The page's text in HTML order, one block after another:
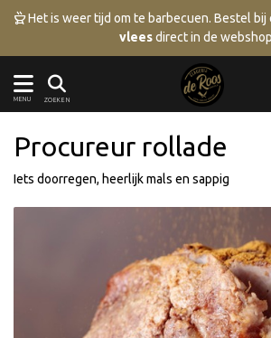
 Het is weer tijd om te barbecuen. Bestel bij
vleesdirect in de
MENU ZOEKEN
Procureur rollade
Iets doorregen, heerlijk mals en sappig